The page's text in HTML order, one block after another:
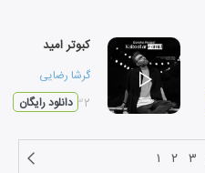
کبوتر امید
گرشا رضایی
۰۳:۳۲دانلود رایگان
۱ ۲ ۳